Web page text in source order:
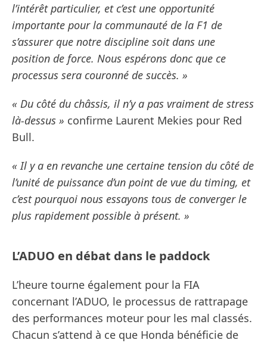
l’intérêt particulier, et c’est une opportunité
importante pour la communauté de la F1 de
s’assurer que notre discipline soit dans une
position de force. Nous espérons donc que ce
processus sera couronné de succès. »
« Du côté du châssis, il n’y a pas vraiment de stress
là-dessus » confirme Laurent Mekies pour Red
Bull.
« Il y a en revanche une certaine tension du côté de
l’unité de puissance d’un point de vue du timing, et
c’est pourquoi nous essayons tous de converger le
plus rapidement possible à présent. »
L’ADUO en débat dans le paddock
L’heure tourne également pour la FIA
concernant l’ADUO, le processus de rattrapage
des performances moteur pour les mal classés.
Chacun s’attend à ce que Honda bénéficie de